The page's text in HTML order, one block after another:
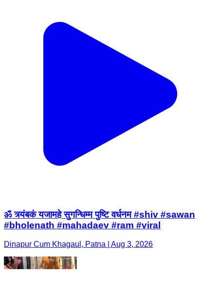
ॐ त्र्यंबकं यजामहे सुगन्धिम्म पुष्टि वर्धनम #shiv #sawan
#bholenath #mahadaev #ram #viral
Dinapur Cum Khagaul, Patna | Aug 3, 2026